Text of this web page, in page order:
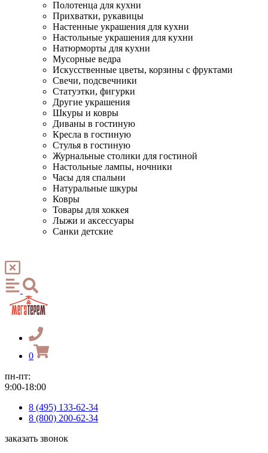
Полотенца для кухни
Прихватки, рукавицы
Настенные украшения для кухни
Настольные украшения для кухни
Натюрморты для кухни
Мусорные ведра
Искусственные цветы, корзины с фруктами
Свечи, подсвечники
Статуэтки, фигурки
Другие украшения
Шкуры и ковры
Диваны в гостиную
Кресла в гостиную
Стулья в гостиную
Журнальные столики для гостиной
Настольные лампы, ночники
Часы для спальни
Натуральные шкуры
Ковры
Товары для хоккея
Лыжи и аксессуары
Санки детские
0
пн-пт:
9:00-18:00
8 (495) 133-62-34
8 (800) 200-62-34
заказать звонок